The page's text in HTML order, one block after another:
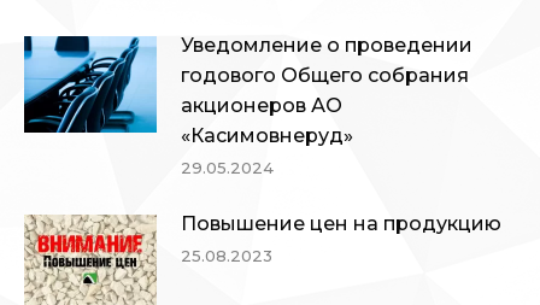
Уведомление о проведении
годового Общего собрания
акционеров АО
«Касимовнеруд»
29.05.2024
Повышение цен на продукцию
25.08.2023